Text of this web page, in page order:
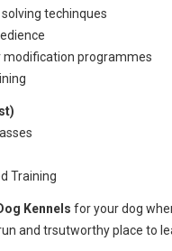
techinques
modification programmes
Training
Kennels for your dog
and trsutworthy place to